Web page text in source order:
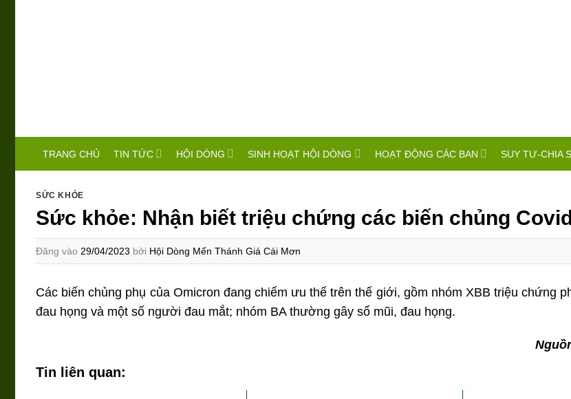
TRANG CHỦ TIN TỨC HỘI DÒNG SINH HOẠT HỘI DÒNG HOẠT ĐỘNG CÁC BAN SUY TƯ-CHIA
SỨC KHỎE
Sức khỏe: Nhận biết triệu chứng các biến chủng
Đăng vào 29/04/2023 bởi Hội Dòng Mến Thánh Giá Cái Mơn
Các biến chủng phụ của Omicron đang chiếm ưu thế trên thế giới, gồm nhóm XBB triệu chứng
đau họng và một số người đau mắt; nhóm BA thường gây sổ mũi, đau họng.
Tin liên quan: